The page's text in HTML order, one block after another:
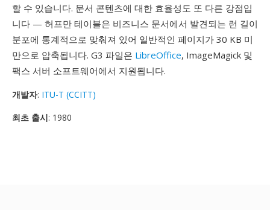
할 수 있습니다. 문서 콘텐츠에 대한 효율성도 또 다른 강점입
니다 — 허프만 테이블은 비즈니스 문서에서 발견되는 런 길이
분포에 통계적으로 맞춰져 있어 일반적인 페이지가 30 KB 미
만으로 압축됩니다. G3 파일은 LibreOffice, ImageMagick 및
팩스 서버 소프트웨어에서 지원됩니다.
개발자: ITU-T (CCITT)
최초 출시: 1980